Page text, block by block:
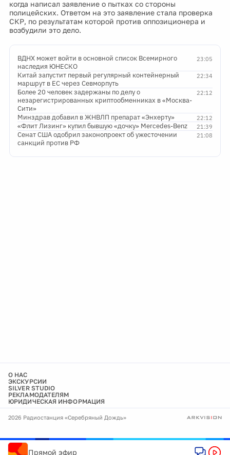
когда написал заявление о пытках со стороны
полицейских. Ответом на это заявление стала проверка
СКР, по результатам которой против оппозиционера и
возбудили это дело.
23:05
ВДНХ может войти в основной список Всемирного
наследия ЮНЕСКО
22:34
Китай запустит первый регулярный контейнерный
маршрут в ЕС через Севморпуть
22:12
Более 20 человек задержаны по делу о
незарегистрированных криптообменниках в «Москва-
Сити»
22:12
Минздрав добавил в ЖНВЛП препарат «Энхерту»
21:39
«Флит Лизинг» купил бывшую «дочку» Mercedes-Benz
21:08
Сенат США одобрил законопроект об ужесточении
санкций против РФ
О НАС
ЭКСКУРСИИ
SILVER STUDIO
РЕКЛАМОДАТЕЛЯМ
ЮРИДИЧЕСКАЯ ИНФОРМАЦИЯ
2026 Радиостанция «Серебряный Дождь»
Прямой эфир